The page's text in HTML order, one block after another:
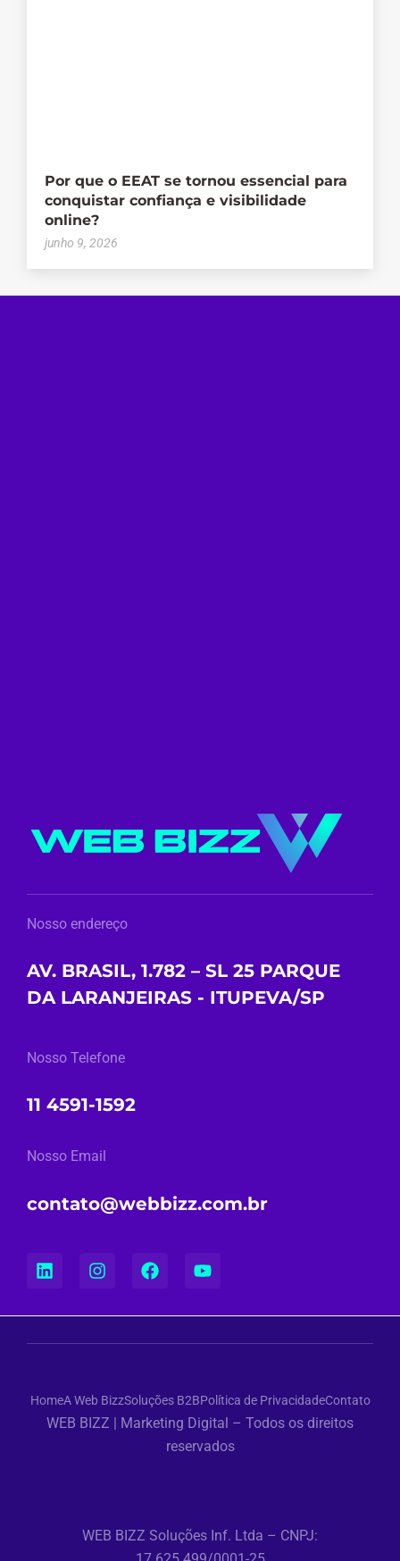
Por que o EEAT se tornou essencial para
conquistar confiança e visibilidade
online?
junho 9, 2026
Nosso endereço
AV. BRASIL, 1.782 – SL 25 PARQUE
DA LARANJEIRAS - ITUPEVA/SP
Nosso Telefone
11 4591-1592
Nosso Email
contato@webbizz.com.br
HomeA Web BizzSoluções B2BPolítica de PrivacidadeContato
WEB BIZZ | Marketing Digital – Todos os direitos
reservados
WEB BIZZ Soluções Inf. Ltda – CNPJ: